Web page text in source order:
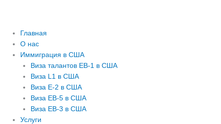
Главная
О нас
Иммиграция в США
Виза талантов EB-1 в США
Виза L1 в США
Виза E-2 в США
Виза EB-5 в США
Виза EB-3 в США
Услуги